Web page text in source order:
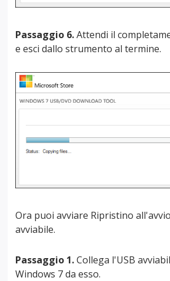
Passaggio 6.Attendi il
e esci dallo strumento al termine.
Ora puoi avviare Ripristino
avviabile.
Passaggio 1.Collega l'USB
Windows 7 da esso.